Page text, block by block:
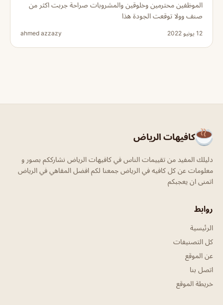
الموظفين محترمين وخلوقين والمشروبات صراحة جربت اكثر من
صنف وولا توقعت الجودة هذا
12 يونيو 2022 ahmed azzazy
كافيهات الرياض
دليلك المفيد من تقييمات الناس في كافيهات الرياض نشارككم بصور و
معلومات عن كل كافيه في الرياض جمعنا لكم افضل المقاهي في الرياض
اتمنى ان يعجبكم
روابط
الرئيسية
كل التصنيفات
عن الموقع
اتصل بنا
خريطة الموقع